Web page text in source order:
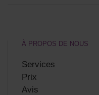
À PROPOS DE NOUS
Services
Prix
Avis